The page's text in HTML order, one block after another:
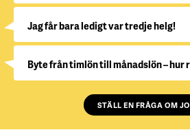
Jag får bara ledigt var tredje helg!
Byte från timlön till månadslön – hur
STÄLL EN FRÅGA OM